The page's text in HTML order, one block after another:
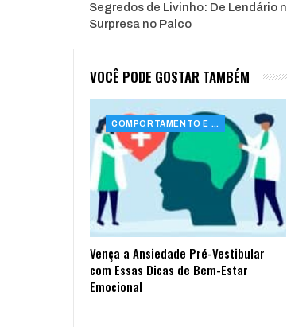
Segredos de Livinho: De Lendário
Surpresa no Palco
VOCÊ PODE GOSTAR TAMBÉM
COMPORTAMENTO E SAÚDE
Vença a Ansiedade Pré-Vestibular
com Essas Dicas de Bem-Estar
Emocional